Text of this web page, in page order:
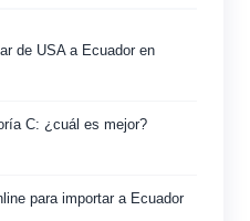
de USA a Ecuador en
C: ¿cuál es mejor?
para importar a Ecuador